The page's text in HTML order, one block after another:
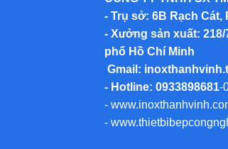
- Trụ sở: 6B Rạch Cát,
- Xưởng sản xuất:
phố Hồ Chí Minh
Gmail:
- Hotline: 0933898681-
-
-